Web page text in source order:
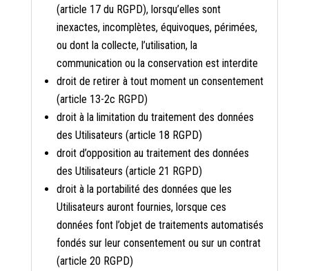
(article 17 du RGPD), lorsqu’elles sont
inexactes, incomplètes, équivoques, périmées,
ou dont la collecte, l’utilisation, la
communication ou la conservation est interdite
droit de retirer à tout moment un consentement
(article 13-2c RGPD)
droit à la limitation du traitement des données
des Utilisateurs (article 18 RGPD)
droit d’opposition au traitement des données
des Utilisateurs (article 21 RGPD)
droit à la portabilité des données que les
Utilisateurs auront fournies, lorsque ces
données font l’objet de traitements automatisés
fondés sur leur consentement ou sur un contrat
(article 20 RGPD)